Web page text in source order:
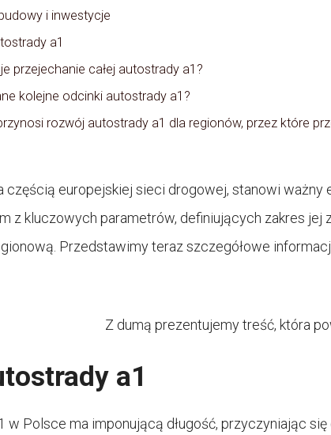
i inwestycje
a1
przejechanie całej autostrady a1?
kolejne odcinki autostrady a1?
rozwój autostrady a1 dla regionów, przez które
częścią europejskiej sieci drogowej, stanowi ważny
z kluczowych parametrów, definiujących zakres jej
Przedstawimy teraz szczegółowe
Z dumą prezentujemy treść, która
a1
w Polsce ma imponującą długość, przyczyniając